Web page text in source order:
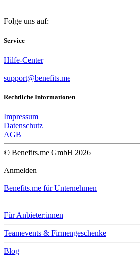
Folge uns auf:
Service
Hilfe-Center
support@benefits.me
Rechtliche Informationen
Impressum
Datenschutz
AGB
© Benefits.me GmbH 2026
Anmelden
Benefits.me für Unternehmen
Für Anbieter:innen
Teamevents & Firmengeschenke
Blog